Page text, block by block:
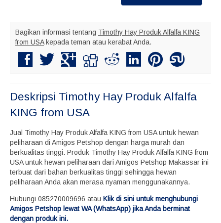
Bagikan informasi tentang Timothy Hay Produk Alfalfa KING
from USAkepada teman atau kerabat Anda.
Deskripsi Timothy Hay Produk Alfalfa
KING from USA
Jual Timothy Hay Produk Alfalfa KING from USA untuk hewan
peliharaan di Amigos Petshop dengan harga murah dan
berkualitas tinggi. Produk Timothy Hay Produk Alfalfa KING from
USA untuk hewan peliharaan dari Amigos Petshop Makassar ini
terbuat dari bahan berkualitas tinggi sehingga hewan
peliharaan Anda akan merasa nyaman menggunakannya.
Hubungi 085270009696 atau Klik di sini untuk menghubungi
Amigos Petshop lewat WA (WhatsApp) jika Anda berminat
dengan produk ini.